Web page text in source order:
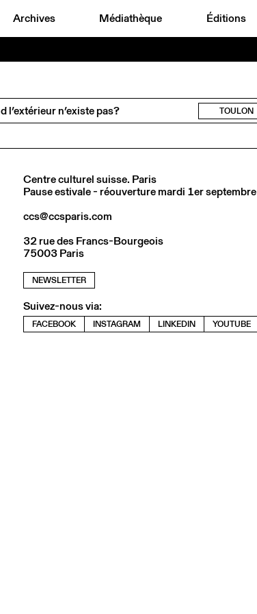
Archives Médiathèque Éditions
l’extérieur n’existe pas? TOULON
Centre culturel suisse. Paris
Pause estivale - réouverture mardi 1er septembre
ccs@ccsparis.com
32 rue des Francs-Bourgeois
75003 Paris
NEWSLETTER
Suivez-nous via:
FACEBOOK INSTAGRAM LINKEDIN YOUTUBE